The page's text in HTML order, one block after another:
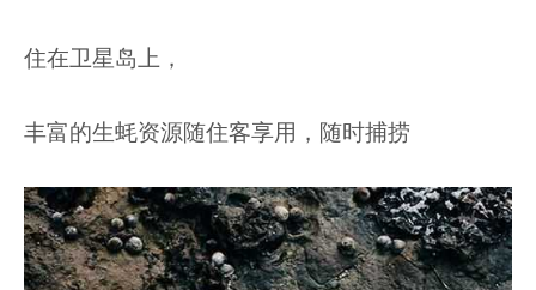
住在卫星岛上，
丰富的生蚝资源随住客享用，随时捕捞